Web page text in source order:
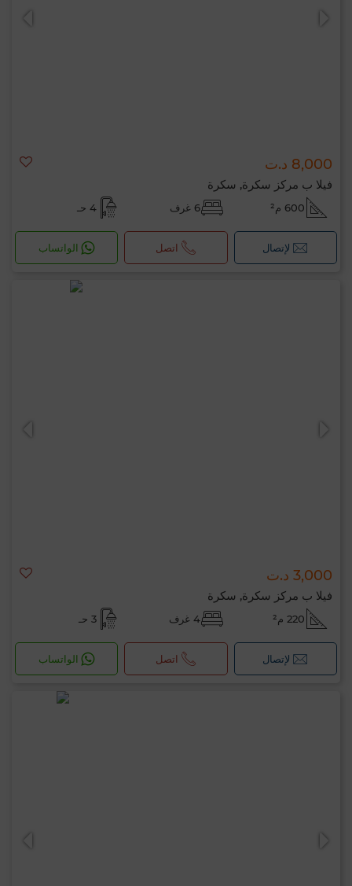
8,000 د.ت
فيلا ب مركز سكرة, سكرة
600 م² 6 غرف 4 حـ
لإتصال اتصل الواتساب
3,000 د.ت
فيلا ب مركز سكرة, سكرة
220 م² 4 غرف 3 حـ
لإتصال اتصل الواتساب